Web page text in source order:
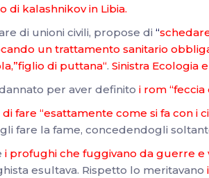
di kalashnikov in Libia.
di unioni civili, propose di “
un trattamento sanitario
di puttana“. Sinistra Ecologia
per aver definito i rom “feccia
fare “esattamente come si fa con i
fare la fame, concedendogli
i profughi che fuggivano da guerre e
esultava. Rispetto lo meritavano